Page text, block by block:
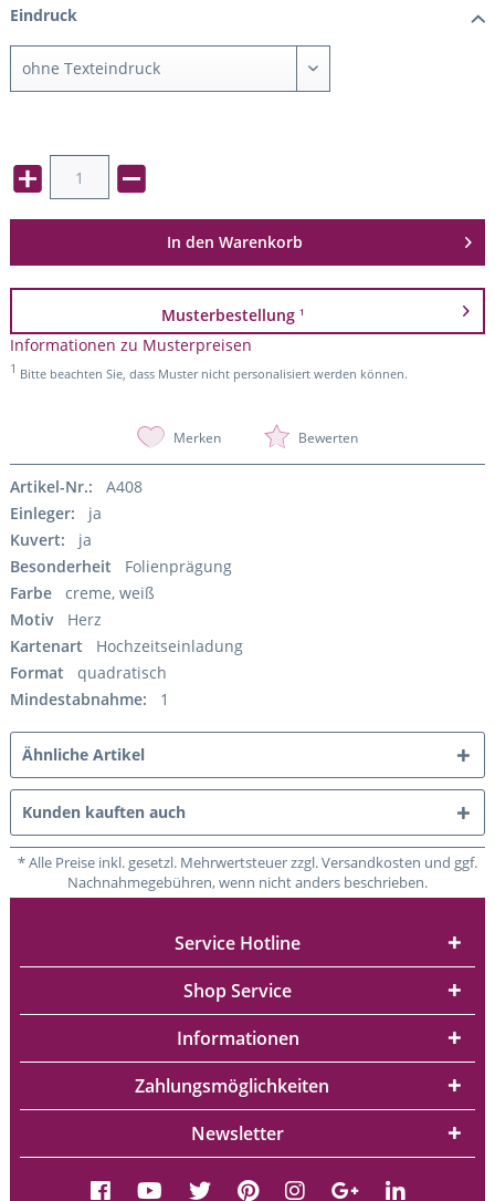
Eindruck
In den Warenkorb
Musterbestellung 1
Informationen zu Musterpreisen
1 Bitte beachten Sie, dass Muster nicht personalisiert werden können.
Merken Bewerten
Artikel-Nr.:
A408
Einleger:
ja
Kuvert:
ja
Besonderheit
Folienprägung
Farbe
creme, weiß
Motiv
Herz
Kartenart
Hochzeitseinladung
Format
quadratisch
Mindestabnahme:
1
Ähnliche Artikel
Kunden kauften auch
* Alle Preise inkl. gesetzl. Mehrwertsteuer zzgl. Versandkosten und ggf.
Nachnahmegebühren, wenn nicht anders beschrieben.
Service Hotline
Shop Service
Informationen
Zahlungsmöglichkeiten
Newsletter